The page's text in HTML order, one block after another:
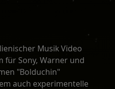
Musik Video
für Sony, Warner und
"Bolduchin"
auch experimentelle